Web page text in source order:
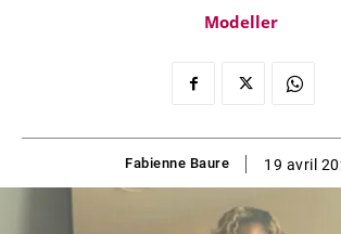
Modeller
Fabienne Baure 19 avril